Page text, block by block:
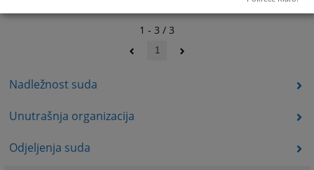
Nadležnost suda
Unutrašnja organizacija
Odjeljenja suda
1 - 3 / 3
1